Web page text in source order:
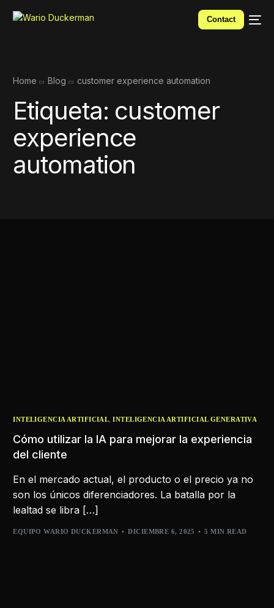
Contact
Home Blog customer experience automation
Etiqueta: customer
experience
automation
INTELIGENCIA ARTIFICIAL,INTELIGENCIA ARTIFICIAL GENERATIVA
Cómo utilizar la IA para mejorar la experiencia
del cliente
En el mercado actual, el producto o el precio ya no
son los únicos diferenciadores. La batalla por la
lealtad se libra […]
EQUIPO WARIO DUCKERMAN DICIEMBRE 6, 2025 5 MIN READ